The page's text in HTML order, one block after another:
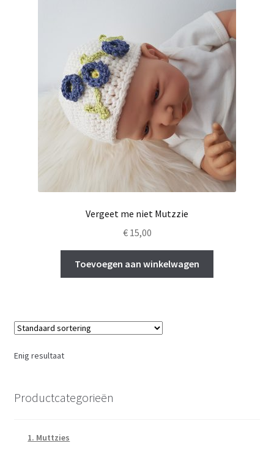
Vergeet me niet Mutzzie
€15,00
Toevoegen aan winkelwagen
Enig resultaat
Productcategorieën
1. Muttzies